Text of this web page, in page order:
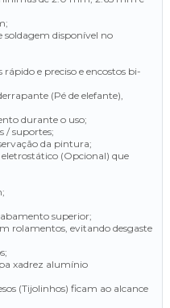
soldagem disponível no
e preciso e encostos bi-
(Pé de elefante),
durante o uso;
/ suportes;
da pintura;
(Opcional) que
superior;
rolamentos, evitando desgaste
xadrez alumínio
(Tijolinhos) ficam ao alcance